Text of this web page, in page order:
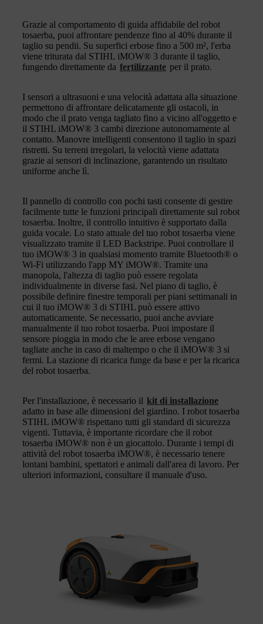
Grazie al comportamento di guida affidabile del robot
tosaerba, puoi affrontare pendenze fino al 40% durante il
taglio su pendii. Su superfici erbose fino a 500 m², l'erba
viene triturata dal STIHL iMOW® 3 durante il taglio,
fungendo direttamente da fertilizzante per il prato.
I sensori a ultrasuoni e una velocità adattata alla situazione
permettono di affrontare delicatamente gli ostacoli, in
modo che il prato venga tagliato fino a vicino all'oggetto e
il STIHL iMOW® 3 cambi direzione autonomamente al
contatto. Manovre intelligenti consentono il taglio in spazi
ristretti. Su terreni irregolari, la velocità viene adattata
grazie ai sensori di inclinazione, garantendo un risultato
uniforme anche lì.
Il pannello di controllo con pochi tasti consente di gestire
facilmente tutte le funzioni principali direttamente sul robot
tosaerba. Inoltre, il controllo intuitivo è supportato dalla
guida vocale. Lo stato attuale del tuo robot tosaerba viene
visualizzato tramite il LED Backstripe. Puoi controllare il
tuo iMOW® 3 in qualsiasi momento tramite Bluetooth® o
Wi-Fi utilizzando l'app MY iMOW®. Tramite una
manopola, l'altezza di taglio può essere regolata
individualmente in diverse fasi. Nel piano di taglio, è
possibile definire finestre temporali per piani settimanali in
cui il tuo iMOW® 3 di STIHL può essere attivo
automaticamente. Se necessario, puoi anche avviare
manualmente il tuo robot tosaerba. Puoi impostare il
sensore pioggia in modo che le aree erbose vengano
tagliate anche in caso di maltempo o che il iMOW® 3 si
fermi. La stazione di ricarica funge da base e per la ricarica
del robot tosaerba.
Per l'installazione, è necessario il kit di installazione
adatto in base alle dimensioni del giardino. I robot tosaerba
STIHL iMOW® rispettano tutti gli standard di sicurezza
vigenti. Tuttavia, è importante ricordare che il robot
tosaerba iMOW® non è un giocattolo. Durante i tempi di
attività del robot tosaerba iMOW®, è necessario tenere
lontani bambini, spettatori e animali dall'area di lavoro. Per
ulteriori informazioni, consultare il manuale d'uso.